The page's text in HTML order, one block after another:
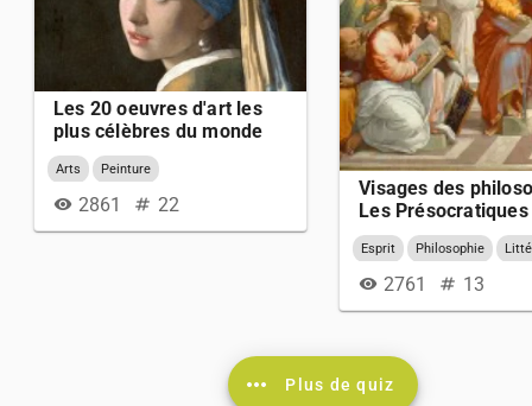
Les 20 oeuvres d'art les
plus célèbres du monde
Arts Peinture
visibility 2861 numbers 22
Visages des
Les Présocratiques
Esprit Philosophie
Histoire
Personnalités
visibility 2761 numbers 13
more_horiz Plus de quiz